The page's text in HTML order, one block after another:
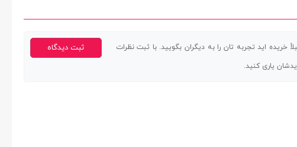
| پوشش دهی کامل صفحه نمایش
خریده اید تجربه تان را به دیگران بگویید. با ثبت نظرات
یاری کنید.
ثبت دیدگاه